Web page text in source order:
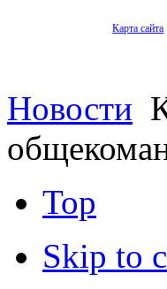
Карта сайта
Новости
Top
Skip to